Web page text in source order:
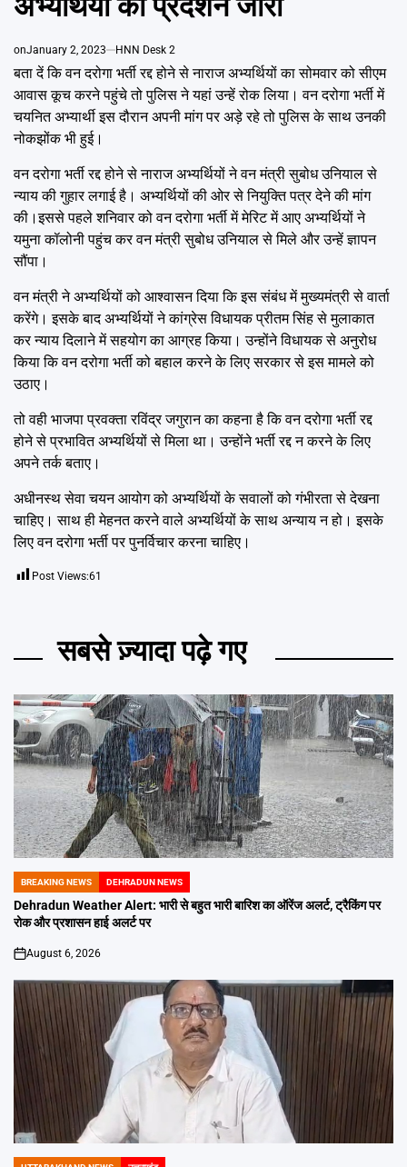
onJanuary 2, 2023 HNN Desk 2
बता दें कि वन दरोगा भर्ती रद्द होने से नाराज अभ्यर्थियों का सोमवार को सीएम
आवास कूच करने पहुंचे तो पुलिस ने यहां उन्हें रोक लिया। वन दरोगा भर्ती में
चयनित अभ्यार्थी इस दौरान अपनी मांग पर अड़े रहे तो पुलिस के साथ उनकी
नोकझोंक भी हुई।
वन दरोगा भर्ती रद्द होने से नाराज अभ्यर्थियों ने वन मंत्री सुबोध उनियाल से
न्याय की गुहार लगाई है। अभ्यर्थियों की ओर से नियुक्ति पत्र देने की मांग
की।इससे पहले शनिवार को वन दरोगा भर्ती में मेरिट में आए अभ्यर्थियों ने
यमुना कॉलोनी पहुंच कर वन मंत्री सुबोध उनियाल से मिले और उन्हें ज्ञापन
सौंपा।
वन मंत्री ने अभ्यर्थियों को आश्वासन दिया कि इस संबंध में मुख्यमंत्री से वार्ता
करेंगे। इसके बाद अभ्यर्थियों ने कांग्रेस विधायक प्रीतम सिंह से मुलाकात
कर न्याय दिलाने में सहयोग का आग्रह किया। उन्होंने विधायक से अनुरोध
किया कि वन दरोगा भर्ती को बहाल करने के लिए सरकार से इस मामले को
उठाए।
तो वही भाजपा प्रवक्ता रविंद्र जगुरान का कहना है कि वन दरोगा भर्ती रद्द
होने से प्रभावित अभ्यर्थियों से मिला था। उन्होंने भर्ती रद्द न करने के लिए
अपने तर्क बताए।
अधीनस्थ सेवा चयन आयोग को अभ्यर्थियों के सवालों को गंभीरता से देखना
चाहिए। साथ ही मेहनत करने वाले अभ्यर्थियों के साथ अन्याय न हो। इसके
लिए वन दरोगा भर्ती पर पुनर्विचार करना चाहिए।
Post Views:61
सबसे ज़्यादा पढ़े गए
POSTED
IN
BREAKING NEWS DEHRADUN NEWS
Dehradun Weather Alert: भारी से बहुत भारी बारिश का ऑरेंज अलर्ट, ट्रैकिंग पर
रोक और प्रशासन हाई अलर्ट पर
on
August 6, 2026